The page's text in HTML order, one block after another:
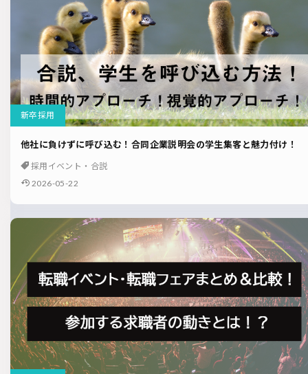
新卒採用
他社に負けずに呼び込む！合同企業説明会の学生集客と魅力付け！
採用イベント・合説
2026-05-22